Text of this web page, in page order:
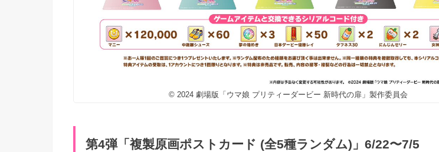
© 2024 劇場版「ウマ娘 プリティーダービー 新時代の扉」製作委員会
第4弾「複製原画ポストカード (全5種ランダム)」6/22〜7/5